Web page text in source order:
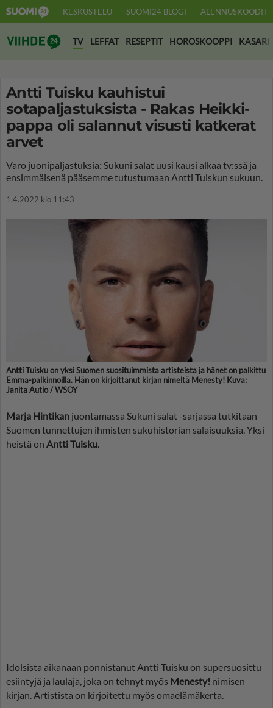
KESKUSTELU SUOMI24 BLOGI ALENNUSKOODIT
Suomi24 Viihde
TV LEFFAT RESEPTIT HOROSKOOPPI KASARI
Antti Tuisku kauhistui
sotapaljastuksista - Rakas Heikki-
pappa oli salannut visusti katkerat
arvet
Varo juonipaljastuksia: Sukuni salat uusi kausi alkaa tv:ssä ja
ensimmäisenä pääsemme tutustumaan Antti Tuiskun sukuun.
1.4.2022 klo 11:43
Antti Tuisku on yksi Suomen suosituimmista artisteista ja hänet on palkittu
Emma-palkinnoilla. Hän on kirjoittanut kirjan nimeltä Menesty! Kuva:
Janita Autio / WSOY
Marja Hintikan juontamassa Sukuni salat -sarjassa tutkitaan
Suomen tunnettujen ihmisten sukuhistorian salaisuuksia. Yksi
heistä on Antti Tuisku.
Idolsista aikanaan ponnistanut Antti Tuisku on supersuosittu
esiintyjä ja laulaja, joka on tehnyt myös Menesty! nimisen
kirjan. Artistista on kirjoitettu myös omaelämäkerta.